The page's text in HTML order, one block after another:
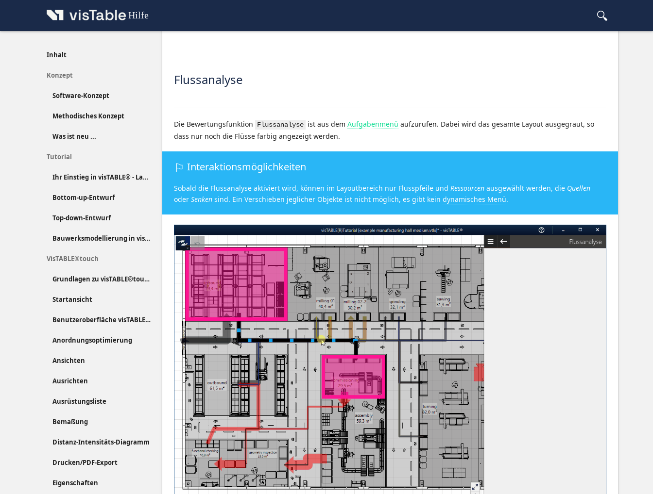
Hilfe
Inhalt
Konzept
Software-Konzept
Methodisches Konzept
Was ist neu ...
Tutorial
Ihr Einstieg in visTABLE® - Layout-Entwurf kompakt erläutert
Bottom-up-Entwurf
Top-down-Entwurf
Bauwerksmodellierung in visTABLE®
VisTABLE®touch
Grundlagen zu visTABLE®touch
Startansicht
Benutzeroberfläche visTABLE®touch
Anordnungsoptimierung
Ansichten
Ausrichten
Ausrüstungsliste
Bemaßung
Distanz-Intensitäts-Diagramm
Drucken/PDF-Export
Eigenschaften
Flussanalyse
Die Bewertungsfunktion Flussanalyse ist aus dem Aufgabenmenü aufzurufen. Dabei wird das gesamte Layout ausgegraut, so
dass nur noch die Flüsse farbig angezeigt werden.
Interaktionsmöglichkeiten
Sobald die Flussanalyse aktiviert wird, können im Layoutbereich nur Flusspfeile und Ressourcen ausgewählt werden, die Quellen
oder Senken sind. Ein Verschieben jeglicher Objekte ist nicht möglich, es gibt kein dynamisches Menü.